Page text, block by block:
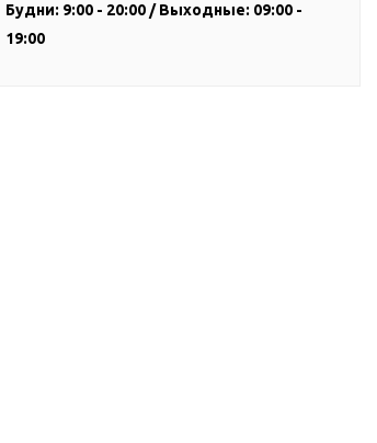
Будни: 9:00 - 20:00 / Выходные: 09:00 -
19:00